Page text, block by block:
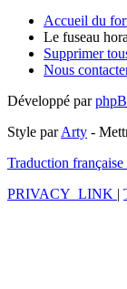
Accueil du
Le fuseau
Supprimer
Nous
Développé par
Style parArty -
Traduction
PRIVACY_LINK |